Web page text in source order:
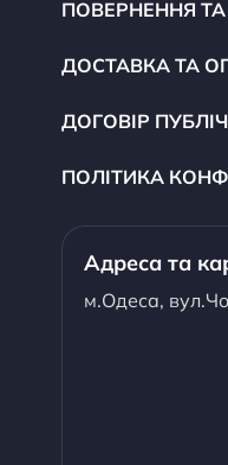
ПОВЕРНЕННЯ
ДОСТАВКА ТА
ДОГОВІР
ПОЛІТИКА
Адреса та
м.Одеса,